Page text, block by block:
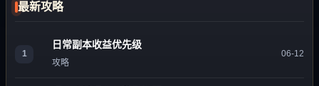
最新攻略
1
日常副本收益优先级
攻略
06-12